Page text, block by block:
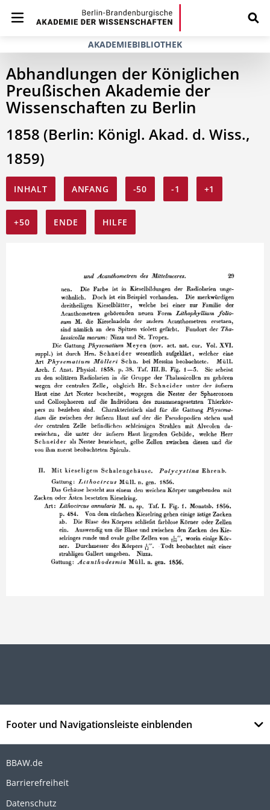
AKADEMIEBIBLIOTHEK
Abhandlungen der Königlichen
Preußischen Akademie der
Wissenschaften zu Berlin
1858 (Berlin: Königl. Akad. d. Wiss.,
1859)
INHALT ANFANG -50 -1 +1
+50 ENDE HILFE
Footer und Navigationsleiste einblenden
BBAW.de
Barrierefreiheit
Datenschutz